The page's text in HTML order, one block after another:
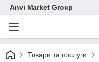
Anvi Market Group
Товари та послуги